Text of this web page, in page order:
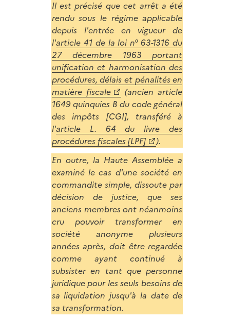
Il est précisé que cet arrêt a été
rendu sous le régime applicable
depuis l'entrée en vigueur de
l'article 41 de la loi n° 63-1316 du
27 décembre 1963 portant
unification et harmonisation des
procédures, délais et pénalités en
matière fiscale
(ancien article
1649 quinquies B du code général
des impôts [CGI], transféré à
l'article L. 64 du livre des
procédures fiscales [LPF]
).
En outre, la Haute Assemblée a
examiné le cas d'une société en
commandite simple, dissoute par
décision de justice, que ses
anciens membres ont néanmoins
cru pouvoir transformer en
société anonyme plusieurs
années après, doit être regardée
comme ayant continué à
subsister en tant que personne
juridique pour les seuls besoins de
sa liquidation jusqu'à la date de
sa transformation.